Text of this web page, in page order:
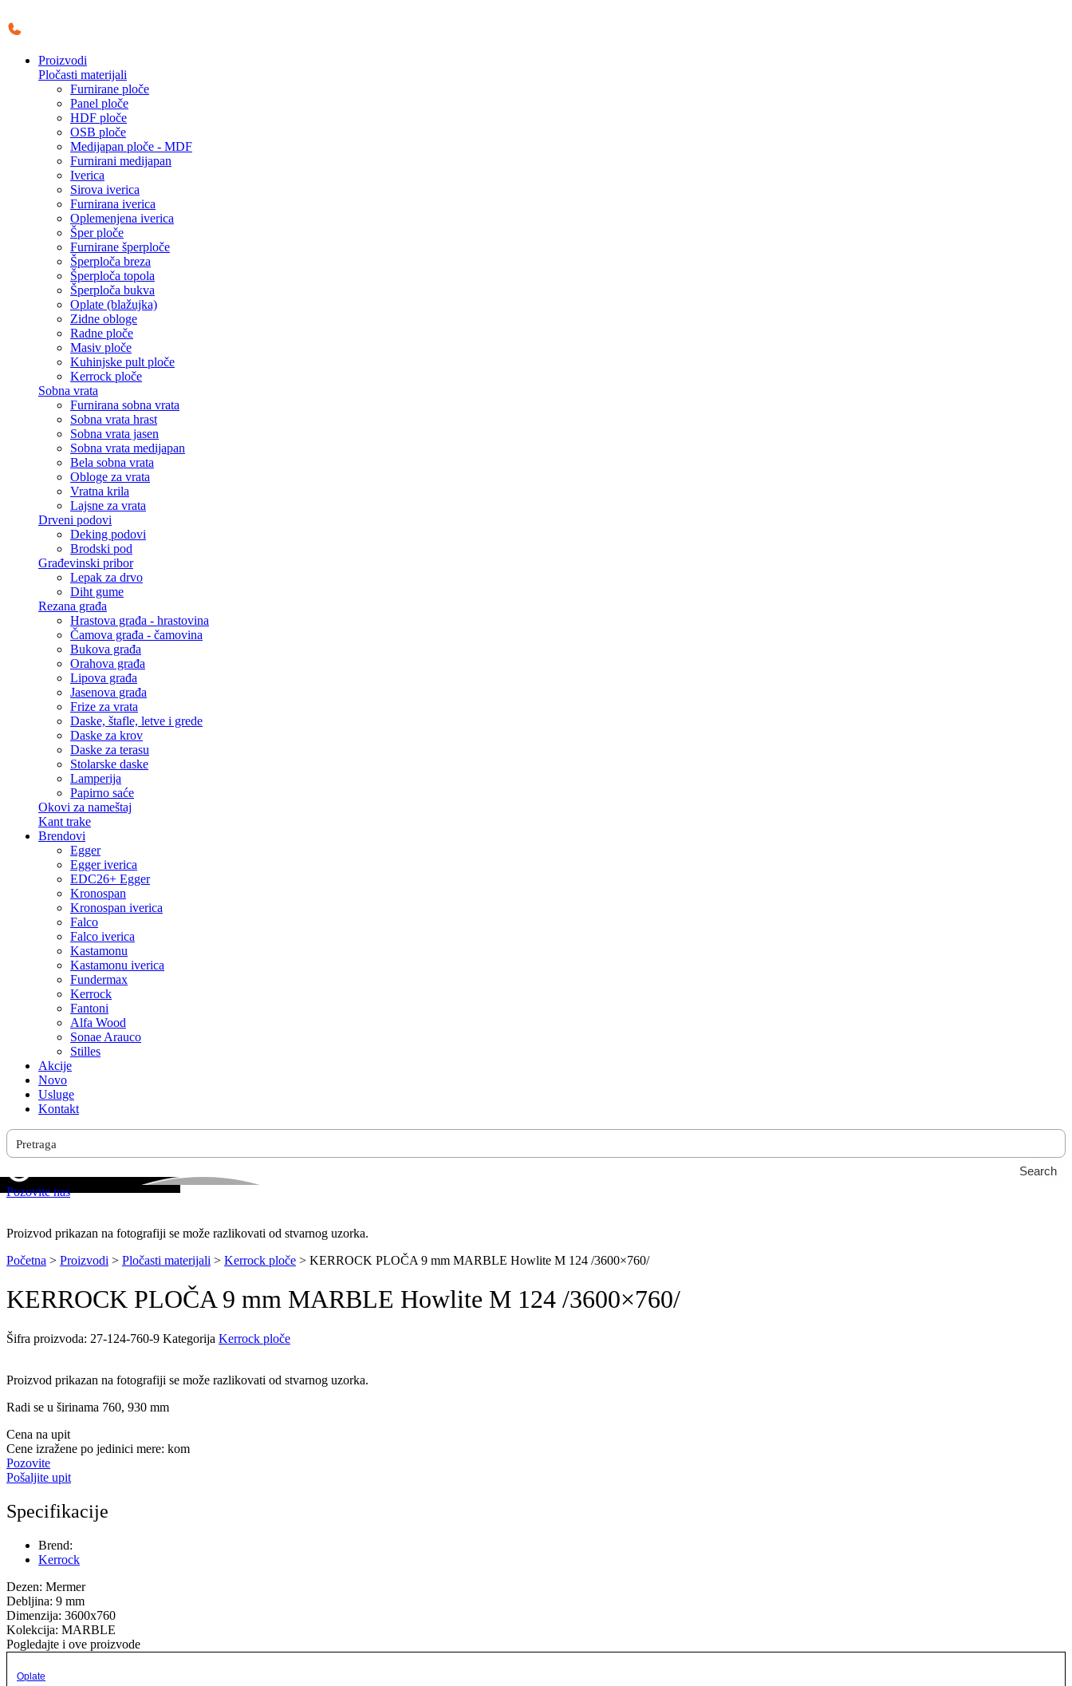
na
Proizvodi
Pločasti materijali
Furnirane ploče
Panel ploče
HDF ploče
OSB ploče
Medijapan ploče - MDF
Furnirani medijapan
Iverica
Sirova iverica
Furnirana iverica
Oplemenjena iverica
Šper ploče
Furnirane šperploče
Šperploča breza
Šperploča topola
Šperploča bukva
Oplate (blažujka)
Zidne obloge
Radne ploče
Masiv ploče
Kuhinjske pult ploče
Kerrock ploče
Sobna vrata
Furnirana sobna vrata
Sobna vrata hrast
Sobna vrata jasen
Sobna vrata medijapan
Bela sobna vrata
Obloge za vrata
Vratna krila
Lajsne za vrata
Drveni podovi
Deking podovi
Brodski pod
Građevinski pribor
Lepak za drvo
Diht gume
Rezana građa
Hrastova građa - hrastovina
Čamova građa - čamovina
Bukova građa
Orahova građa
Lipova građa
Jasenova građa
Frize za vrata
Daske, štafle, letve i grede
Daske za krov
Daske za terasu
Stolarske daske
Lamperija
Papirno saće
Okovi za nameštaj
Kant trake
Brendovi
Egger
Egger iverica
EDC26+ Egger
Kronospan
Kronospan iverica
Falco
Falco iverica
Kastamonu
Kastamonu iverica
Fundermax
Kerrock
Fantoni
Alfa Wood
Sonae Arauco
Stilles
Akcije
Novo
Usluge
Kontakt
Search
Pozovite nas
Proizvod prikazan na fotografiji se može razlikovati od stvarnog uzorka.
Početna > Proizvodi > Pločasti materijali > Kerrock ploče > KERROCK PLOČA 9 mm MARBLE Howlite M 124 /3600×760/
KERROCK PLOČA 9 mm MARBLE Howlite M 124 /3600×760/
Šifra proizvoda: 27-124-760-9 Kategorija Kerrock ploče
Proizvod prikazan na fotografiji se može razlikovati od stvarnog uzorka.
Radi se u širinama 760, 930 mm
Cena na upit
Cene izražene po jedinici mere: kom
Pozovite
Pošaljite upit
Specifikacije
Brend:
Kerrock
Dezen: Mermer
Debljina: 9 mm
Dimenzija: 3600x760
Kolekcija: MARBLE
Pogledajte i ove proizvode
Oplate